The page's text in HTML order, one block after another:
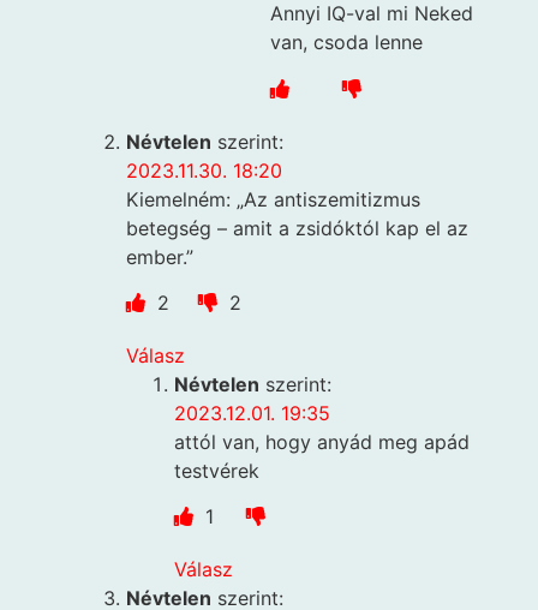
Annyi IQ-val mi Neked
van, csoda lenne
Névtelen szerint:
2023.11.30. 18:20
Kiemelném: „Az antiszemitizmus
betegség – amit a zsidóktól kap el az
ember.”
2
2
Válasz
Névtelen szerint:
2023.12.01. 19:35
attól van, hogy anyád meg apád
testvérek
1
Válasz
Névtelen szerint: